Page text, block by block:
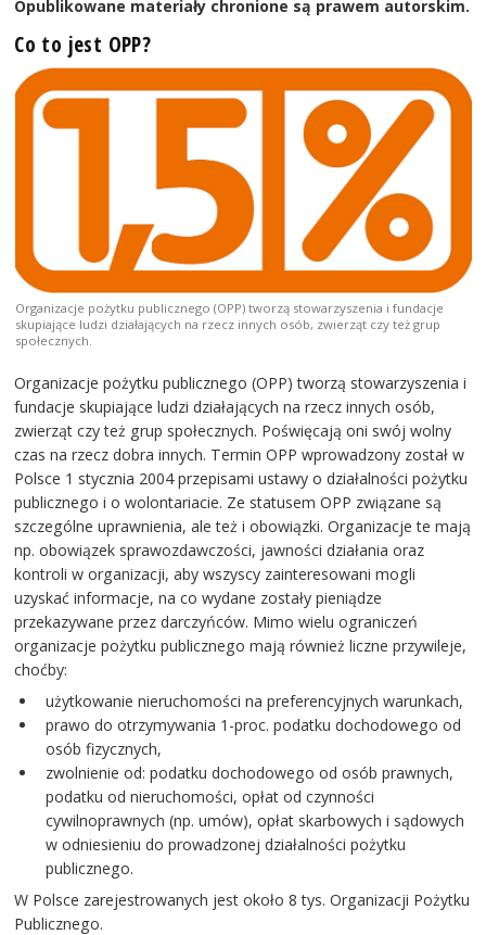
Opublikowane materiały chronione są prawem autorskim.
Co to jest OPP?
Organizacje pożytku publicznego (OPP) tworzą stowarzyszenia i fundacje
skupiające ludzi działających na rzecz innych osób, zwierząt czy też grup
społecznych.
Organizacje pożytku publicznego (OPP) tworzą stowarzyszenia i
fundacje skupiające ludzi działających na rzecz innych osób,
zwierząt czy też grup społecznych. Poświęcają oni swój wolny
czas na rzecz dobra innych. Termin OPP wprowadzony został w
Polsce 1 stycznia 2004 przepisami ustawy o działalności pożytku
publicznego i o wolontariacie. Ze statusem OPP związane są
szczególne uprawnienia, ale też i obowiązki. Organizacje te mają
np. obowiązek sprawozdawczości, jawności działania oraz
kontroli w organizacji, aby wszyscy zainteresowani mogli
uzyskać informacje, na co wydane zostały pieniądze
przekazywane przez darczyńców. Mimo wielu ograniczeń
organizacje pożytku publicznego mają również liczne przywileje,
choćby:
użytkowanie nieruchomości na preferencyjnych warunkach,
prawo do otrzymywania 1-proc. podatku dochodowego od
osób fizycznych,
zwolnienie od: podatku dochodowego od osób prawnych,
podatku od nieruchomości, opłat od czynności
cywilnoprawnych (np. umów), opłat skarbowych i sądowych
w odniesieniu do prowadzonej działalności pożytku
publicznego.
W Polsce zarejestrowanych jest około 8 tys. Organizacji Pożytku
Publicznego.